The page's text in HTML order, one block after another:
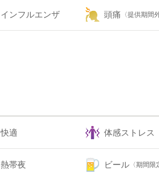
インフルエンザ 頭痛 〈提供期間
快適 体感ストレス
熱帯夜 ビール 〈期間限